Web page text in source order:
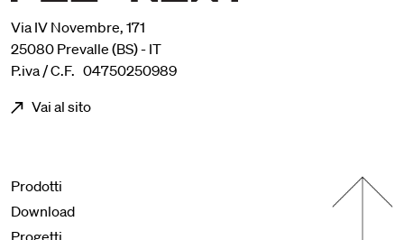
Via IV Novembre, 171
25080 Prevalle (BS) - IT
P.iva / C.F. 04750250989
Vai al sito
Menu footer
Prodotti
Download
Progetti